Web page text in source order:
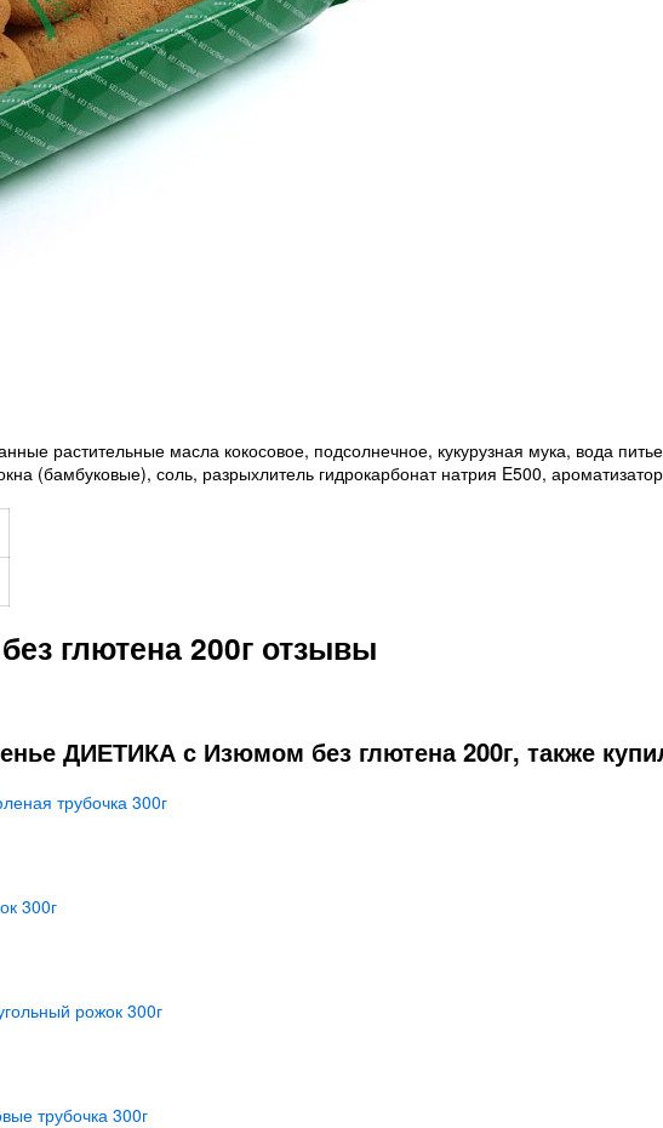
растительные масла кокосовое, подсолнечное, кукурузная мука, вода
(бамбуковые), соль, разрыхлитель гидрокарбонат натрия E500,
глютена 200г отзывы
ДИЕТИКА с Изюмом без глютена 200г, также